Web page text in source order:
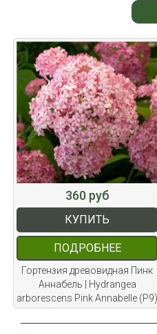
360 руб
КУПИТЬ
ПОДРОБНЕЕ
Гортензия древовидная Пинк
Аннабель | Hydrangea
arborescens Pink Annabelle (Р9)